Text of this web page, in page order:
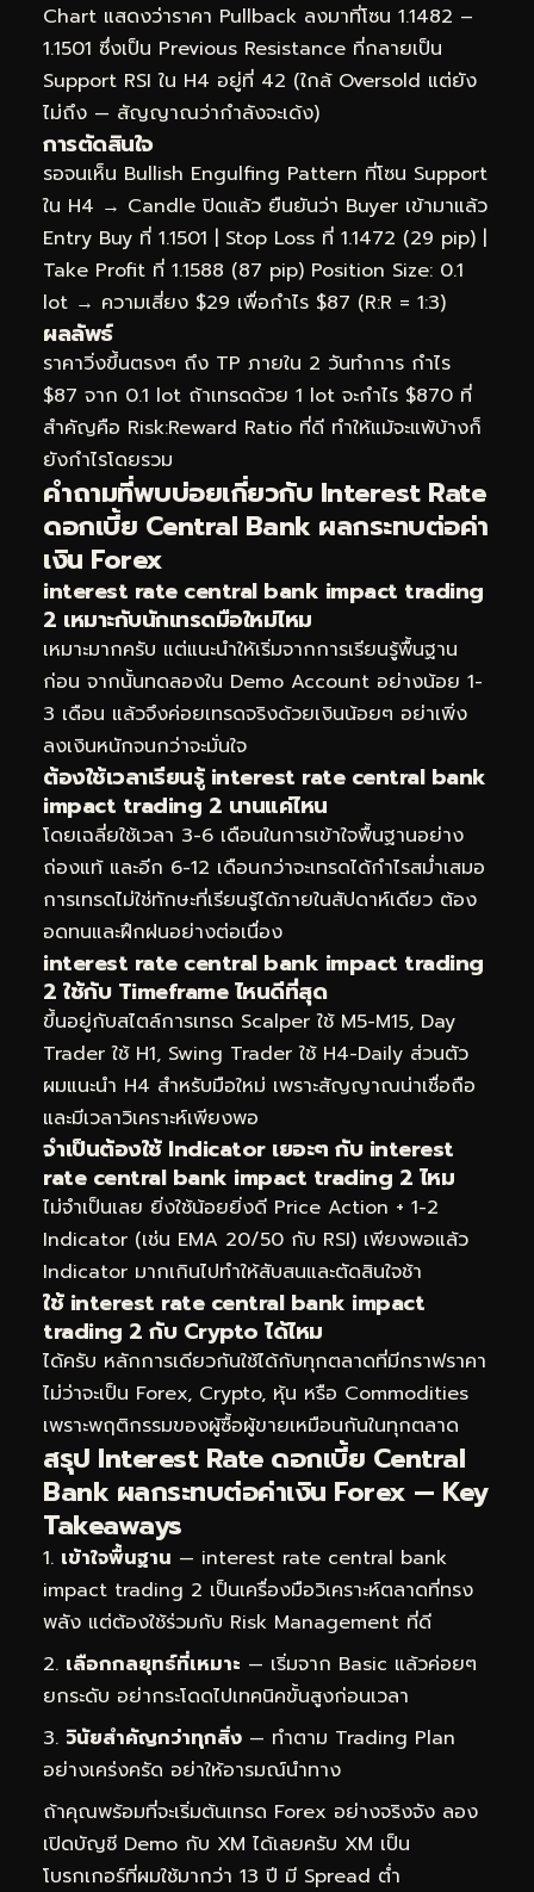
Chart แสดงว่าราคา Pullback ลงมาที่โซน 1.1482 –
1.1501 ซึ่งเป็น Previous Resistance ที่กลายเป็น
Support RSI ใน H4 อยู่ที่ 42 (ใกล้ Oversold แต่ยัง
ไม่ถึง — สัญญาณว่ากำลังจะเด้ง)
การตัดสินใจ
รอจนเห็น Bullish Engulfing Pattern ที่โซน Support
ใน H4 → Candle ปิดแล้ว ยืนยันว่า Buyer เข้ามาแล้ว
Entry Buy ที่ 1.1501 | Stop Loss ที่ 1.1472 (29 pip) |
Take Profit ที่ 1.1588 (87 pip) Position Size: 0.1
lot → ความเสี่ยง $29 เพื่อกำไร $87 (R:R = 1:3)
ผลลัพธ์
ราคาวิ่งขึ้นตรงๆ ถึง TP ภายใน 2 วันทำการ กำไร
$87 จาก 0.1 lot ถ้าเทรดด้วย 1 lot จะกำไร $870 ที่
สำคัญคือ Risk:Reward Ratio ที่ดี ทำให้แม้จะแพ้บ้างก็
ยังกำไรโดยรวม
คำถามที่พบบ่อยเกี่ยวกับ Interest Rate
ดอกเบี้ย Central Bank ผลกระทบต่อค่า
เงิน Forex
interest rate central bank impact trading
2 เหมาะกับนักเทรดมือใหม่ไหม
เหมาะมากครับ แต่แนะนำให้เริ่มจากการเรียนรู้พื้นฐาน
ก่อน จากนั้นทดลองใน Demo Account อย่างน้อย 1-
3 เดือน แล้วจึงค่อยเทรดจริงด้วยเงินน้อยๆ อย่าเพิ่ง
ลงเงินหนักจนกว่าจะมั่นใจ
ต้องใช้เวลาเรียนรู้ interest rate central bank
impact trading 2 นานแค่ไหน
โดยเฉลี่ยใช้เวลา 3-6 เดือนในการเข้าใจพื้นฐานอย่าง
ถ่องแท้ และอีก 6-12 เดือนกว่าจะเทรดได้กำไรสม่ำเสมอ
การเทรดไม่ใช่ทักษะที่เรียนรู้ได้ภายในสัปดาห์เดียว ต้อง
อดทนและฝึกฝนอย่างต่อเนื่อง
interest rate central bank impact trading
2 ใช้กับ Timeframe ไหนดีที่สุด
ขึ้นอยู่กับสไตล์การเทรด Scalper ใช้ M5-M15, Day
Trader ใช้ H1, Swing Trader ใช้ H4-Daily ส่วนตัว
ผมแนะนำ H4 สำหรับมือใหม่ เพราะสัญญาณน่าเชื่อถือ
และมีเวลาวิเคราะห์เพียงพอ
จำเป็นต้องใช้ Indicator เยอะๆ กับ interest
rate central bank impact trading 2 ไหม
ไม่จำเป็นเลย ยิ่งใช้น้อยยิ่งดี Price Action + 1-2
Indicator (เช่น EMA 20/50 กับ RSI) เพียงพอแล้ว
Indicator มากเกินไปทำให้สับสนและตัดสินใจช้า
ใช้ interest rate central bank impact
trading 2 กับ Crypto ได้ไหม
ได้ครับ หลักการเดียวกันใช้ได้กับทุกตลาดที่มีกราฟราคา
ไม่ว่าจะเป็น Forex, Crypto, หุ้น หรือ Commodities
เพราะพฤติกรรมของผู้ซื้อผู้ขายเหมือนกันในทุกตลาด
สรุป Interest Rate ดอกเบี้ย Central
Bank ผลกระทบต่อค่าเงิน Forex — Key
Takeaways
เข้าใจพื้นฐาน — interest rate central bank
impact trading 2 เป็นเครื่องมือวิเคราะห์ตลาดที่ทรง
พลัง แต่ต้องใช้ร่วมกับ Risk Management ที่ดี
เลือกกลยุทธ์ที่เหมาะ — เริ่มจาก Basic แล้วค่อยๆ
ยกระดับ อย่ากระโดดไปเทคนิคขั้นสูงก่อนเวลา
วินัยสำคัญกว่าทุกสิ่ง — ทำตาม Trading Plan
อย่างเคร่งครัด อย่าให้อารมณ์นำทาง
ถ้าคุณพร้อมที่จะเริ่มต้นเทรด Forex อย่างจริงจัง ลอง
เปิดบัญชี Demo กับ XM ได้เลยครับ XM เป็น
โบรกเกอร์ที่ผมใช้มากว่า 13 ปี มี Spread ต่ำ